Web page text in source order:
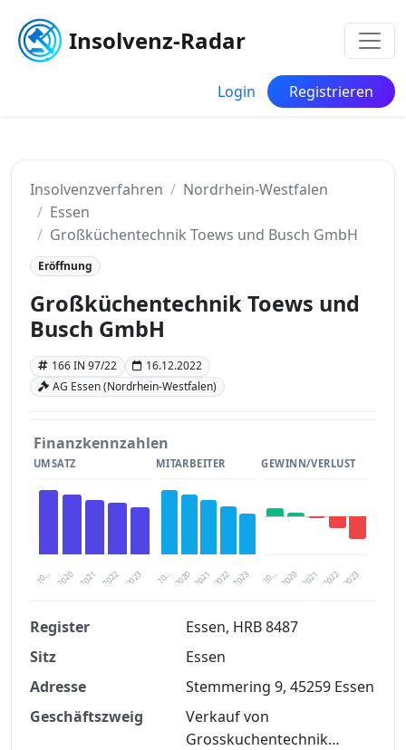
Insolvenz-Radar
Login Registrieren
Insolvenzverfahren
Nordrhein-Westfalen
Essen
Großküchentechnik Toews und Busch GmbH
Eröffnung
Großküchentechnik Toews und
Busch GmbH
166 IN 97/22
16.12.2022
AG Essen (Nordrhein-Westfalen)
Finanzkennzahlen
UMSATZ
20… 2021 2023
2020 2022
MITARBEITER
20… 2021 2023
2020 2022
GEWINN/VERLUST
20… 2021 2023
2020 2022
Finanzkennzahlen nach kostenloser
Registrierung verfügbar
Jetzt kostenlos registrieren
Register
Essen, HRB 8487
Sitz
Essen
Adresse
Stemmering 9, 45259 Essen
Geschäftszweig
Verkauf von
Grosskuchentechnik…